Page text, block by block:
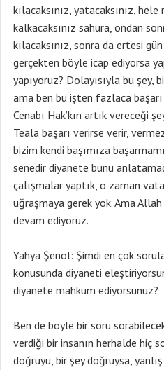
kılacaksınız, yatacaksınız,
kalkacaksınız sahura, ondan
kılacaksınız, sonra da ertesi
gerçekten böyle icap ediyorsa
yapıyoruz? Dolayısıyla bu şey,
ama ben bu işten fazlaca
Cenabı Hak’kın artık vereceği
Teala başarı verirse verir,
bizim kendi başımıza
senedir diyanete bunu
çalışmalar yaptık, o zaman
uğraşmaya gerek yok. Ama
devam ediyoruz.
Yahya Şenol: Şimdi en çok
konusunda diyaneti
diyanete mahkum ediyorsunuz?
Ben de böyle bir soru
verdiği bir insanın herhalde hiç
doğruyu, bir şey doğruysa,